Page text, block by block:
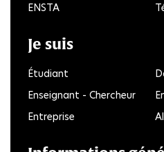
ENSTA
Je suis
Étudiant
Enseignant - Chercheur
Entreprise